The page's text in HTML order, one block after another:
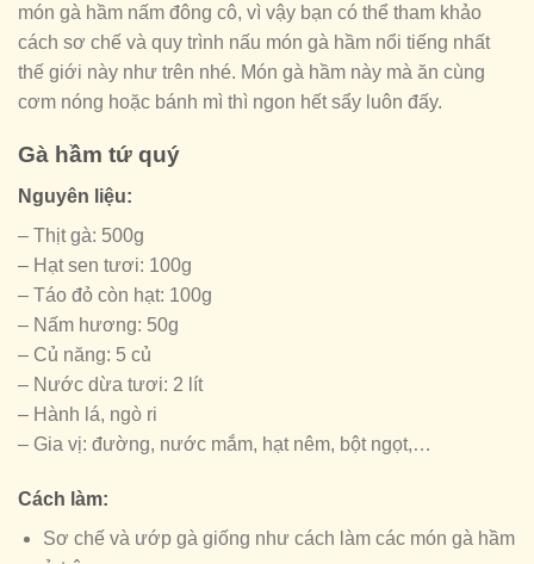
món gà hầm nấm đông cô, vì vậy bạn có thể tham khảo
cách sơ chế và quy trình nấu món gà hầm nổi tiếng nhất
thế giới này như trên nhé. Món gà hầm này mà ăn cùng
cơm nóng hoặc bánh mì thì ngon hết sẩy luôn đấy.
Gà hầm tứ quý
Nguyên liệu:
– Thịt gà: 500g
– Hạt sen tươi: 100g
– Táo đỏ còn hạt: 100g
– Nấm hương: 50g
– Củ năng: 5 củ
– Nước dừa tươi: 2 lít
– Hành lá, ngò ri
– Gia vị: đường, nước mắm, hạt nêm, bột ngọt,…
Cách làm:
Sơ chế và ướp gà giống như cách làm các món gà hầm